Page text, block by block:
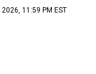
11:59 PM EST